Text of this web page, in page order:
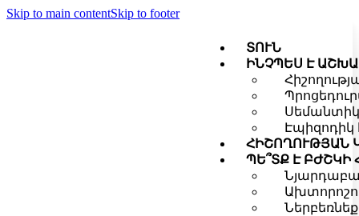
Skip to main contentSkip to footer
ՏՈՒՆ
ԻՆՉՊԵՍ Է
Սեմանտիկ
Էպիզոդիկ
ՀԻՇՈՂՈՒԹՅԱՆ
ՊԵ՞ՏՔ Է ԲԺՇԿԻ